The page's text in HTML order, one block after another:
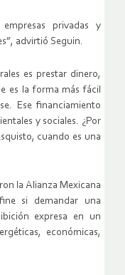
privadas y
advirtió Seguin.
es prestar dinero,
es la forma más fácil
Ese financiamiento
y sociales. ¿Por
cuando es una
la Alianza Mexicana
si demandar una
expresa en un
económicas,